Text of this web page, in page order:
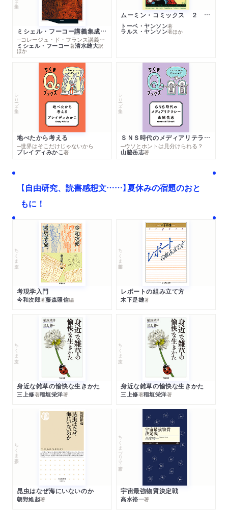
ミシェル・フーコー講義集成１０ 主体性と真理
─コレージュ・ド・フランス講義１９８０－１９８１年度
ミシェル・フーコー著清水雄大訳
ほか
ムーミン・コミックス ２ あこがれの遠い土地
トーベ・ヤンソン著
ラルス・ヤンソン著ほか
シリーズ・全集
地べたから考える
─世界はそこだけじゃないから
ブレイディみかこ著
シリーズ・全集
ＳＮＳ時代のメディアリテラシー
─ウソとホントは見分けられる？
山脇岳志著
【自由研究、読書感想文……】夏休みの宿題のおと
もに！
ちくま文庫
考現学入門
今和次郎著藤森照信編
ちくま学芸文庫
レポートの組み立て方
木下是雄著
ちくま文庫
身近な雑草の愉快な生きかた
三上修著稲垣栄洋著
ちくま文庫
身近な雑草の愉快な生きかた
三上修著稲垣栄洋著
ちくま新書
昆虫はなぜ海にいないのか
朝野維起著
ちくまプリマー新書
宇宙最強物質決定戦
高水裕一著